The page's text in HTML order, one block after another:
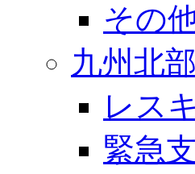
その
九州北
レス
緊急